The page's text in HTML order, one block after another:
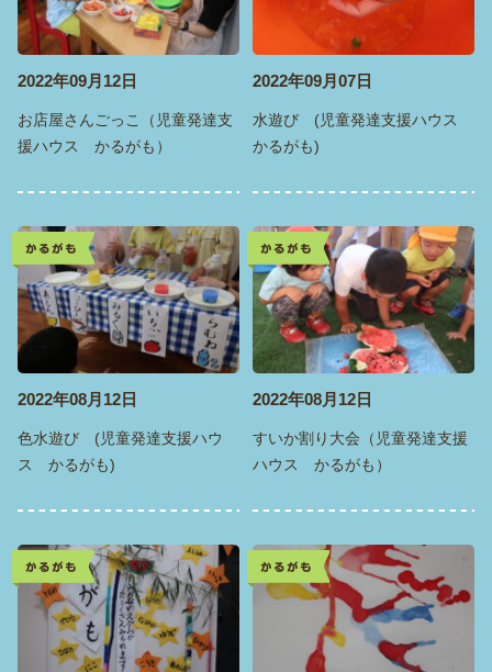
2022年09月12日
お店屋さんごっこ（児童発達支
援ハウス かるがも）
2022年09月07日
水遊び (児童発達支援ハウス
かるがも)
かるがも
2022年08月12日
色水遊び (児童発達支援ハウ
ス かるがも)
かるがも
2022年08月12日
すいか割り大会（児童発達支援
ハウス かるがも）
かるがも かるがも